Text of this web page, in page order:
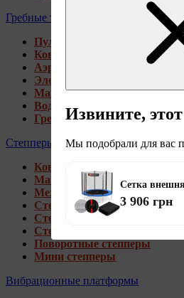
Гребные тренажеры
Пульсометри
Коврики под тренажеры
Аэромагнитные гребные
Электромагнитные гребные
Магнитные гребные
Водные гребные тренажеры
Гребные тренажеры для
Степперы
Коврики под тренажеры
Магнитные степперы
Механические степперы
Степперы со стойкой
Степперы с эспандерами
Степперы с рукоятками
Поворотные степперы
Мини степперы
Вибрационные платформы
Извините, этот
Мы подобрали для вас
Сетка
3 906 грн